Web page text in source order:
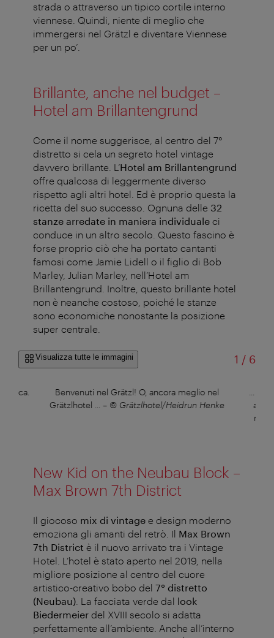
strada o attraverso un tipico cortile interno
viennese. Quindi, niente di meglio che
immergersi nel Grätzl e diventare Viennese
per un po’.
Brillante, anche nel budget –
Hotel am Brillantengrund
Come il nome suggerisce, al centro del 7°
distretto si cela un segreto hotel vintage
davvero brillante. L’Hotel am Brillantengrund
offre qualcosa di leggermente diverso
rispetto agli altri hotel. Ed è proprio questa la
ricetta del suo successo. Ognuna delle 32
stanze arredate in maniera individuale ci
conduce in un altro secolo. Questo fascino è
forse proprio ciò che ha portato cantanti
famosi come Jamie Lidell o il figlio di Bob
Marley, Julian Marley, nell’Hotel am
Brillantengrund. Inoltre, questo brillante hotel
non è neanche costoso, poiché le stanze
sono economiche nonostante la posizione
super centrale.
Visualizza tutte le immagini 1 /di
6
Benvenuti nel Grätzl! O, ancora meglio nel
Grätzlhotel ...
– © Grätzlhotel/Heidrun Henke
nella
New Kid on the Neubau Block –
Max Brown 7th District
Il giocoso mix di vintage e design moderno
emoziona gli amanti del retrò. Il Max Brown
7th District è il nuovo arrivato tra i Vintage
Hotel. L’hotel è stato aperto nel 2019, nella
migliore posizione al centro del cuore
artistico-creativo bobo del 7° distretto
(Neubau) . La facciata verde dal look
Biedermeier del XVIII secolo si adatta
perfettamente all’ambiente. Anche all’interno